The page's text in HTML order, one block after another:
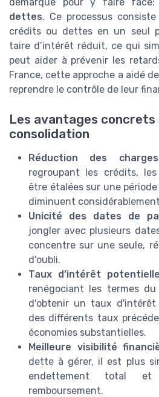
démarque pour y faire face:
dettes. Ce processus
crédits ou dettes en un seul
taire d’intérêt réduit, ce qui
peut aider à prévenir les
France, cette approche a aidé
reprendre le contrôle de leur
Les avantages concrets
consolidation
Réduction des
regroupant les crédits,
être étalées sur une
diminuent
Unicité des dates de
jongler avec plusieurs
concentre sur une seule,
d'oubli.
Taux d’intérêt
renégociant les termes
d'obtenir un taux
des différents taux
économies substantielles.
Meilleure visibilité
dette à gérer, il est plus
endettement total
remboursement.